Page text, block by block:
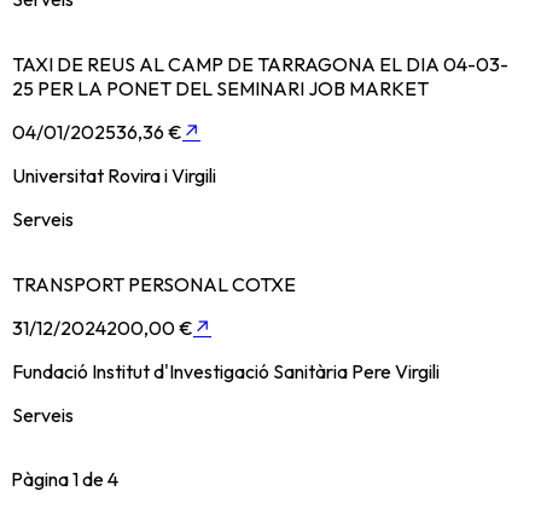
TAXI DE REUS AL CAMP DE TARRAGONA EL DIA 04-03-
25 PER LA PONET DEL SEMINARI JOB MARKET
04/01/202536,36 € ↗
Universitat Rovira i Virgili
Serveis
TRANSPORT PERSONAL COTXE
31/12/2024200,00 € ↗
Fundació Institut d'Investigació Sanitària Pere Virgili
Serveis
Pàgina1de4